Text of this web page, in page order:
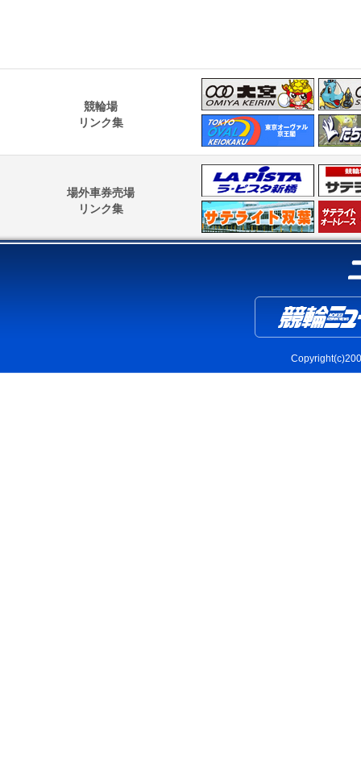
競輪場
リンク集
場外車券売場
リンク集